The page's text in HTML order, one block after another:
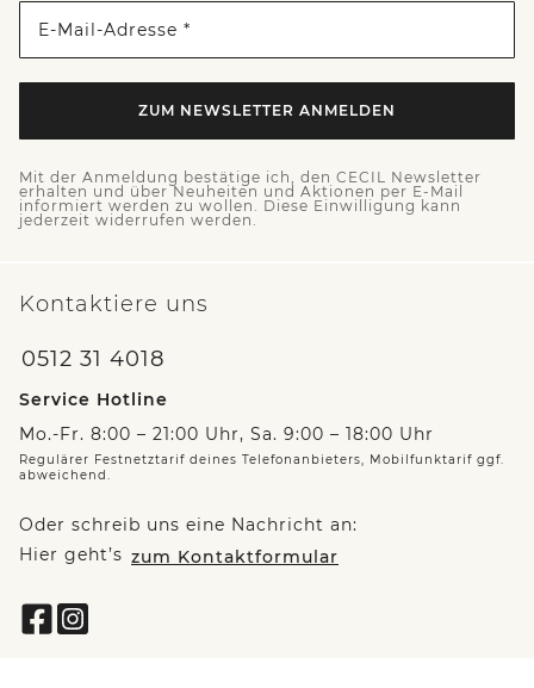
E-Mail-Adresse *
ZUM NEWSLETTER ANMELDEN
Mit der Anmeldung bestätige ich, den CECIL Newsletter
erhalten und über Neuheiten und Aktionen per E-Mail
informiert werden zu wollen. Diese Einwilligung kann
jederzeit widerrufen werden.
Kontaktiere uns
0512 31 4018
Service Hotline
Mo.-Fr. 8:00 – 21:00 Uhr, Sa. 9:00 – 18:00 Uhr
Regulärer Festnetztarif deines Telefonanbieters, Mobilfunktarif ggf.
abweichend.
Oder schreib uns eine Nachricht an:
Hier geht’s zum Kontaktformular